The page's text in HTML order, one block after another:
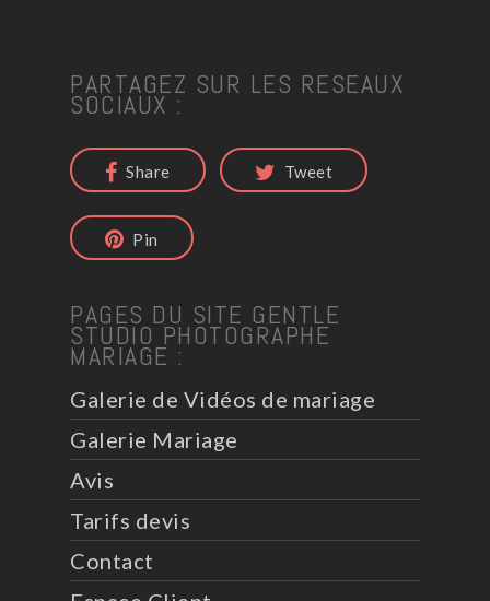
PARTAGEZ SUR LES RESEAUX
SOCIAUX :
Share Tweet
Pin
PAGES DU SITE GENTLE
STUDIO PHOTOGRAPHE
MARIAGE :
Galerie de Vidéos de mariage
Galerie Mariage
Avis
Tarifs devis
Contact